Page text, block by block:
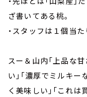
ざ書いてある桃。
・スタッフは１個当
スー＆山内「上品な
い」「濃厚でミルキ
く美味しい」「これは買